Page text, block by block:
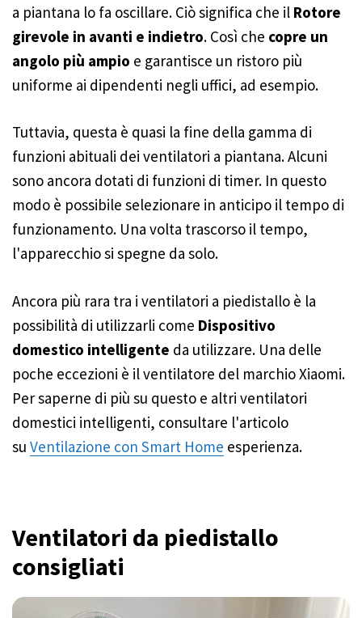
a piantana lo fa oscillare. Ciò significa che il Rotore
girevole in avanti e indietro. Così che copre un
angolo più ampio e garantisce un ristoro più
uniforme ai dipendenti negli uffici, ad esempio.
Tuttavia, questa è quasi la fine della gamma di
funzioni abituali dei ventilatori a piantana. Alcuni
sono ancora dotati di funzioni di timer. In questo
modo è possibile selezionare in anticipo il tempo di
funzionamento. Una volta trascorso il tempo,
l'apparecchio si spegne da solo.
Ancora più rara tra i ventilatori a piedistallo è la
possibilità di utilizzarli come Dispositivo
domestico intelligente da utilizzare. Una delle
poche eccezioni è il ventilatore del marchio Xiaomi.
Per saperne di più su questo e altri ventilatori
domestici intelligenti, consultare l'articolo
su Ventilazione con Smart Home esperienza.
Ventilatori da piedistallo
consigliati